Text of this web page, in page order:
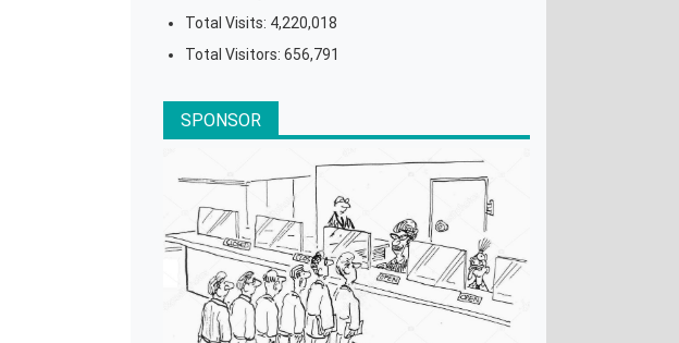
Total Visits: 4,220,018
Total Visitors:656,791
SPONSOR